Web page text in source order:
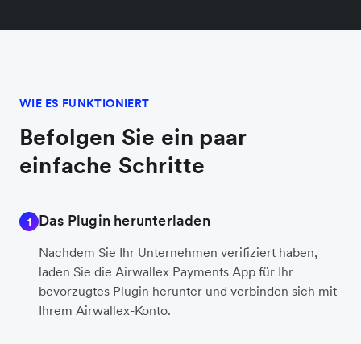
WIE ES FUNKTIONIERT
Befolgen Sie ein paar
einfache Schritte
1 Das Plugin herunterladen
Nachdem Sie Ihr Unternehmen verifiziert haben,
laden Sie die Airwallex Payments App für Ihr
bevorzugtes Plugin herunter und verbinden sich mit
Ihrem Airwallex-Konto.